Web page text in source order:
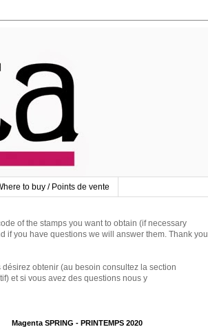
to buy / Points de vente
of the stamps you want to obtain (if necessary
if you have questions we will answer them. Thank you
obtenir (au besoin consultez la section
et si vous avez des questions nous y
Magenta SPRING - PRINTEMPS 2020